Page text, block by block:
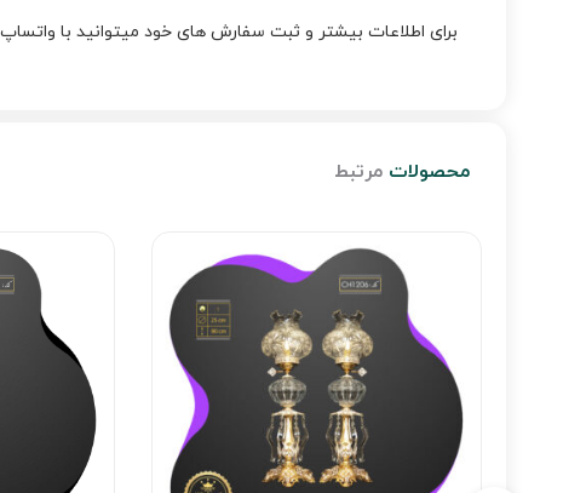
برای اطلاعات بیشتر و ثبت سفارش های خود میتوانید با واتساپ شماره‌ی 09226427127 در
محصولات مرتبط